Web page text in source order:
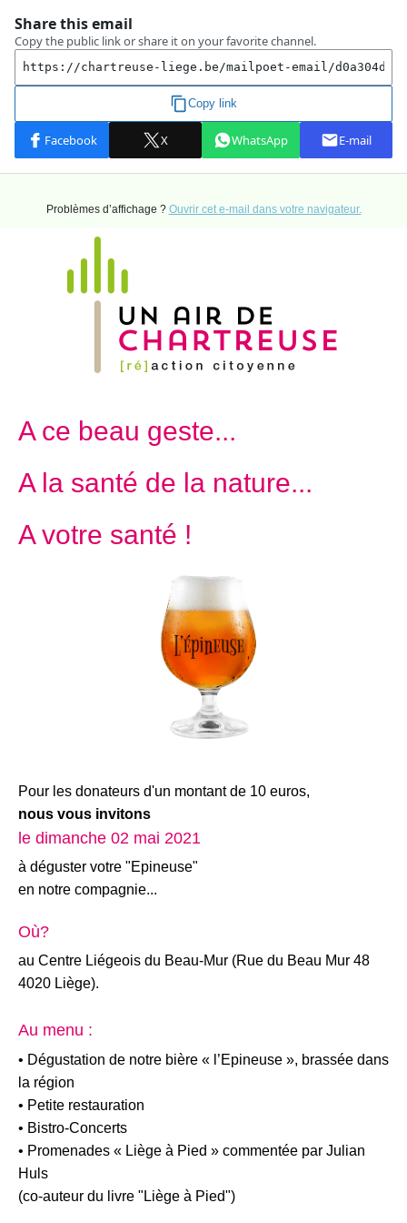
Problèmes d’affichage ? Ouvrir cet e-mail dans votre navigateur.
A ce beau geste...
A la santé de la nature...
A votre santé !
Pour les donateurs d'un montant de 10 euros,
nous vous invitons
le dimanche 02 mai 2021
à déguster votre "Epineuse"
en notre compagnie...
Où?
au Centre Liégeois du Beau-Mur (Rue du Beau Mur 48
4020 Liège).
Au menu :
• Dégustation de notre bière « l’Epineuse », brassée dans
la région
• Petite restauration
• Bistro-Concerts
• Promenades « Liège à Pied » commentée par Julian
Huls
(co-auteur du livre "Liège à Pied")